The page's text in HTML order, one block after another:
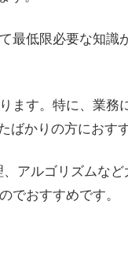
最低限必要な知
ます。特に、業務
かりの方におすす
アルゴリズムなど
でおすすめです。